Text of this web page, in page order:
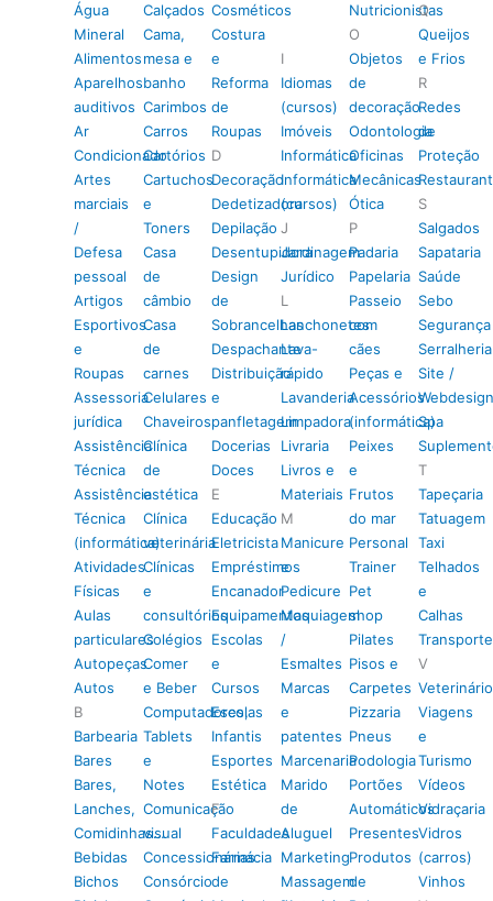
Água
Mineral
Alimentos
Aparelhos
auditivos
Ar
Condicionado
Artes
marciais
/
Defesa
pessoal
Artigos
Esportivos
e
Roupas
Assessoria
jurídica
Assistência
Técnica
Assistência
Técnica
(informática)
Atividades
Físicas
Aulas
particulares
Autopeças
Autos
B
Barbearia
Bares
Bares,
Lanches,
Comidinhas…
Bebidas
Bichos
Calçados
Cama,
mesa e
banho
Carimbos
Carros
Cartórios
Cartuchos
e
Toners
Casa
de
câmbio
Casa
de
carnes
Celulares
Chaveiros
Clínica
de
estética
Clínica
veterinária
Clínicas
e
consultórios
Colégios
Comer
e Beber
Computadores,
Tablets
e
Notes
Comunicação
visual
Concessionárias
Consórcio
Cosméticos
Costura
e
Reforma
de
Roupas
D
Decoração
Dedetizadora
Depilação
Desentupidora
Design
de
Sobrancelhas
Despachante
Distribuição
e
panfletagem
Docerias
Doces
E
Educação
Eletricista
Empréstimos
Encanador
Equipamentos
Escolas
e
Cursos
Escolas
Infantis
Esportes
Estética
F
Faculdades
Farmácia
de
I
Idiomas
(cursos)
Imóveis
Informática
Informática
(cursos)
J
Jardinagem
Jurídico
L
Lanchonetes
Lava-
rápido
Lavanderia
Limpadora
Livraria
Livros e
Materiais
M
Manicure
e
Pedicure
Maquiagem
/
Esmaltes
Marcas
e
patentes
Marcenaria
Marido
de
Aluguel
Marketing
Massagem
Nutricionistas
O
Objetos
de
decoração
Odontologia
Oficinas
Mecânicas
Ótica
P
Padaria
Papelaria
Passeio
com
cães
Peças e
Acessórios
(informática)
Peixes
e
Frutos
do mar
Personal
Trainer
Pet
shop
Pilates
Pisos e
Carpetes
Pizzaria
Pneus
Podologia
Portões
Automáticos
Presentes
Produtos
de
Q
Queijos
e Frios
R
Redes
de
Proteção
S
Salgados
Sapataria
Saúde
Sebo
Segurança
Serralheria
Site /
Webdesign
Spa
T
Tapeçaria
Tatuagem
Taxi
Telhados
e
Calhas
V
Veterinário
Viagens
e
Turismo
Vídeos
Vidraçaria
Vidros
(carros)
Vinhos